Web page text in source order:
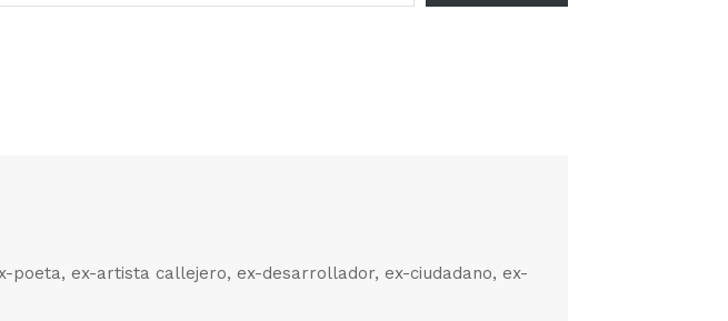
poeta, ex-artista callejero, ex-desarrollador, ex-ciudadano, ex-